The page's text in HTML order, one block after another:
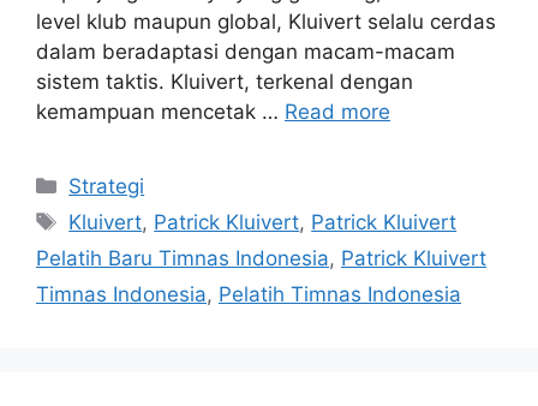
level klub maupun global, Kluivert selalu cerdas
dalam beradaptasi dengan macam-macam
sistem taktis. Kluivert, terkenal dengan
kemampuan mencetak … Read more
Categories
Strategi
Tags
Kluivert, Patrick Kluivert, Patrick Kluivert
Pelatih Baru Timnas Indonesia, Patrick Kluivert
Timnas Indonesia, Pelatih Timnas Indonesia